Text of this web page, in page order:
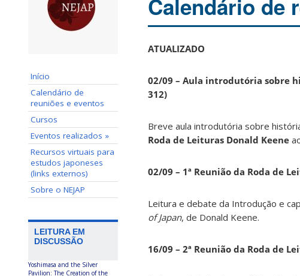
Início
Calendário de
reuniões e eventos
Cursos
Eventos realizados »
Recursos virtuais para
estudos japoneses
(links externos)
Sobre o NEJAP
LEITURA EM
DISCUSSÃO
Yoshimasa and the Silver
Pavilion: The Creation of the
Calendário de
ATUALIZADO
02/09 – Aula introdutória sobre
312)
Breve aula introdutória sobre
Roda de Leituras Donald Keene
02/09 – 1ª Reunião da Roda de
Leitura e debate da Introdução e
of Japan, de Donald Keene.
16/09 – 2ª Reunião da Roda de